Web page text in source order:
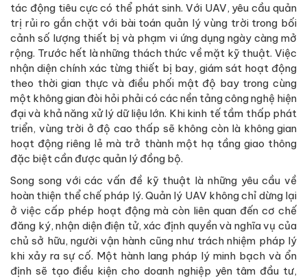
tác động tiêu cực có thể phát sinh. Với UAV, yêu cầu quản
trị rủi ro gắn chặt với bài toán quản lý vùng trời trong bối
cảnh số lượng thiết bị và phạm vi ứng dụng ngày càng mở
rộng. Trước hết là những thách thức về mặt kỹ thuật. Việc
nhận diện chính xác từng thiết bị bay, giám sát hoạt động
theo thời gian thực và điều phối mật độ bay trong cùng
một không gian đòi hỏi phải có các nền tảng công nghệ hiện
đại và khả năng xử lý dữ liệu lớn. Khi kinh tế tầm thấp phát
triển, vùng trời ở độ cao thấp sẽ không còn là không gian
hoạt động riêng lẻ mà trở thành một hạ tầng giao thông
đặc biệt cần được quản lý đồng bộ.
Song song với các vấn đề kỹ thuật là những yêu cầu về
hoàn thiện thể chế pháp lý. Quản lý UAV không chỉ dừng lại
ở việc cấp phép hoạt động mà còn liên quan đến cơ chế
đăng ký, nhận diện điện tử, xác định quyền và nghĩa vụ của
chủ sở hữu, người vận hành cũng như trách nhiệm pháp lý
khi xảy ra sự cố. Một hành lang pháp lý minh bạch và ổn
định sẽ tạo điều kiện cho doanh nghiệp yên tâm đầu tư,